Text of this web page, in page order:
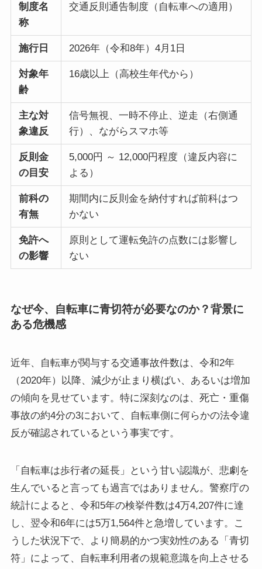
制度名
称
交通反則通告制度（自転車への適用）
施行日 2026年（令和8年）4月1日
対象年
齢
16歳以上（高校生年代から）
主な対
象違反
信号無視、一時不停止、逆走（右側通
行）、ながらスマホ等
反則金
の目安
5,000円 ～ 12,000円程度（違反内容に
よる）
前科の
有無
期間内に反則金を納付すれば前科はつ
かない
免許へ
の影響
原則として運転免許の点数には影響し
ない
なぜ今、自転車に青切符が必要なのか？背景に
ある危機感
近年、自転車が関与する交通事故件数は、令和2年
（2020年）以降、減少が止まり横ばい、あるいは増加
の傾向を見せています。特に深刻なのは、死亡・重傷
事故の約4分の3において、自転車側に何らかの法令違
反が確認されているという事実です。
「自転車は歩行者の延長」という甘い認識が、悲劇を
生んでいると言っても過言ではありません。警察庁の
統計によると、令和5年の検挙件数は4万4,207件に達
し、翌令和6年には5万1,564件と急増しています。こ
うした状況下で、より簡易的かつ実効性のある「青切
符」によって、自転車利用者の規範意識を向上させる